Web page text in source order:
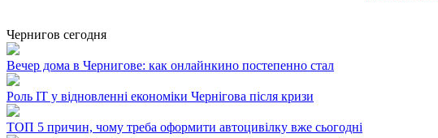
Чернигов сегодня
Вечер дома в Чернигове: как онлайнкино постепенно стал
Роль ІТ у відновленні економіки Чернігова після кризи
ТОП 5 причин, чому треба оформити автоцивілку вже сьогодні